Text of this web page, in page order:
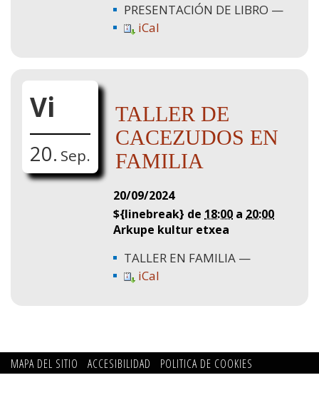
PRESENTACIÓN DE LIBRO
iCal
Vi
20. Sep.
TALLER DE
CACEZUDOS EN
FAMILIA
20/09/2024
${linebreak} de 18:00 a 20:00
Arkupe kultur etxea
TALLER EN FAMILIA
iCal
MAPA DEL SITIO ACCESIBILIDAD
POLITICA DE COOKIES